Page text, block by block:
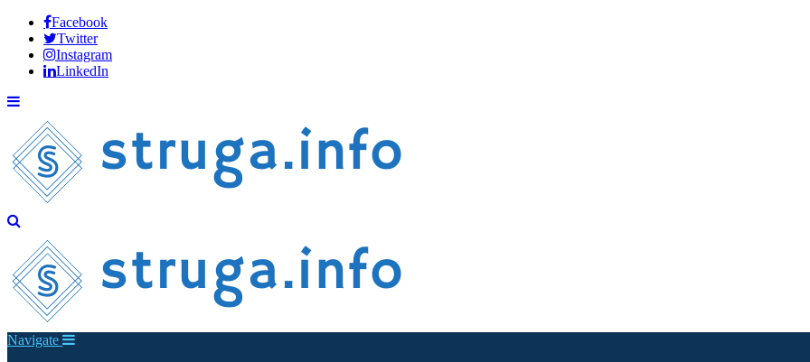
Facebook
Twitter
Instagram
LinkedIn
Navigate